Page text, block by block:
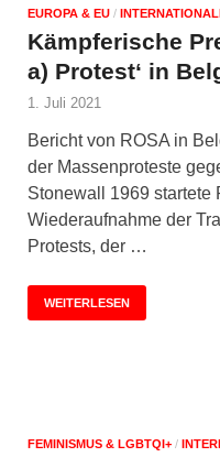
EUROPA & EU /
Kämpferische
a) Protest‘ in
1. Juli 2021
Bericht von ROSA in
der Massenproteste
Stonewall 1969 startete
Wiederaufnahme der
Protests, der …
WEITERLESEN
FEMINISMUS & LGBTQI+ /